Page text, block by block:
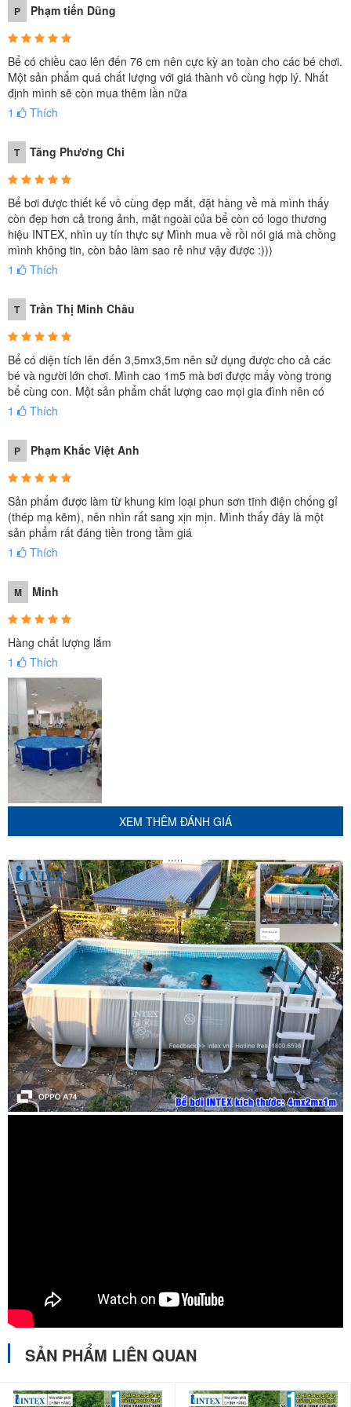
Bể bơi thương hiệu INTEX được chứng nhận và an
toàn cho người tiêu dùng, bạt 3 lớp chắc chắn, chịu
được nắng, chồng trầy xước, vật liệu PVC thân thiện
với môi trường, an toàn, tốt cho sức khỏe. Bể bơi dễ
lắp đặt không cần công cụ, cài đặt dễ dàng và nhanh
kiệm nước do có thể lắp đặt máy bơm để lọc nước và
tái chế. Bể được bảo hành chính hãng 2 năm và bảo
trì vĩnh viễn.
Về chất liệu,bể bơi lắp ghép INTEX 28200có bạt
bể làm bằng PVC 3 lớp ép cao cấp kết hợp với khung
kim loại được phun sơn tĩnh điện chống gỉ cực kỳ
chắc chắn. Điều đó sẽ mang đến cho bạn một sản
phẩm bể bơi chất lượng, bền bỉ và cực kỳ tiện dụng.
Có thể dùng kết hợp lọc nước và tấm phủ bể bảo vệ
môi trường nước, giúp nước sạch và trong hơn, kết
người sử dụng tránh tác hại của nước thiếu vệ sinh,
cũng như giúp gia đình tiết kiệm nước
Tham khảo máy lọc nước INTEX
Tham khảo tấm phủ bể khung kim loại
Với thiết kế thông minh, bạn có thể tháo lắp bể cực kỳ
nhanh chóng, chỉ mất khoảng 15-30 phút để lắp dựng
bể bơi hoàn chỉnh, và khi không dùng đến nữa có thể
tháo ra và cất đi.
P Phạm tiến Dũng
Bể có chiều cao lên đến 76 cm nên cực kỳ an toàn cho các bé chơi.
Một sản phẩm quá chất lượng với giá thành vô cùng hợp lý. Nhất
định mình sẽ còn mua thêm lần nữa
1
Thích
T Tăng Phương Chi
Bể bơi được thiết kế vô cùng đẹp mắt, đặt hàng về mà mình thấy
còn đẹp hơn cả trong ảnh, mặt ngoài của bể còn có logo thương
hiệu INTEX, nhìn uy tín thực sự Mình mua về rồi nói giá mà chồng
mình không tin, còn bảo làm sao rẻ như vậy được :)))
1
Thích
T Trần Thị Minh Châu
Bể có diện tích lên đến 3,5mx3,5m nên sử dụng được cho cả các
bé và người lớn chơi. Mình cao 1m5 mà bơi được mấy vòng trong
bể cùng con. Một sản phẩm chất lượng cao mọi gia đình nên có
1
Thích
P Phạm Khắc Việt Anh
Sản phẩm được làm từ khung kim loại phun sơn tĩnh điện chống gỉ
(thép mạ kẽm), nên nhìn rất sang xịn mịn. Mình thấy đây là một
sản phẩm rất đáng tiền trong tầm giá
1
Thích
M Minh
Hàng chất lượng lắm
1
Thích
XEM THÊM ĐÁNH GIÁ
SẢN PHẨM LIÊN QUAN